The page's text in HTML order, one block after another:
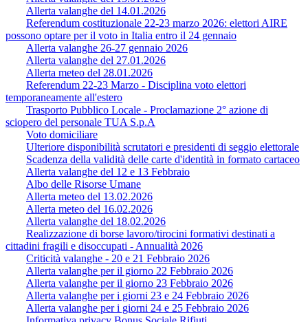
Allerta valanghe del 14.01.2026
Referendum costituzionale 22-23 marzo 2026: elettori AIRE
possono optare per il voto in Italia entro il 24 gennaio
Allerta valanghe 26-27 gennaio 2026
Allerta valanghe del 27.01.2026
Allerta meteo del 28.01.2026
Referendum 22-23 Marzo - Disciplina voto elettori
temporaneamente all'estero
Trasporto Pubblico Locale - Proclamazione 2° azione di
sciopero del personale TUA S.p.A
Voto domiciliare
Ulteriore disponibilità scrutatori e presidenti di seggio elettorale
Scadenza della validità delle carte d'identità in formato cartaceo
Allerta valanghe del 12 e 13 Febbraio
Albo delle Risorse Umane
Allerta meteo del 13.02.2026
Allerta meteo del 16.02.2026
Allerta valanghe del 18.02.2026
Realizzazione di borse lavoro/tirocini formativi destinati a
cittadini fragili e disoccupati - Annualità 2026
Criticità valanghe - 20 e 21 Febbraio 2026
Allerta valanghe per il giorno 22 Febbraio 2026
Allerta valanghe per il giorno 23 Febbraio 2026
Allerta valanghe per i giorni 23 e 24 Febbraio 2026
Allerta valanghe per i giorni 24 e 25 Febbraio 2026